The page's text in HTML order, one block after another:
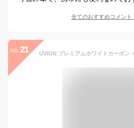
全てのおすすめコメント
no. 21